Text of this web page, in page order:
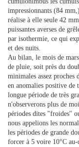
impressionnants (84
réalise à elle seule 42
puissantes averses de
par isothermie, ce qui
et des nuits.
Au bilan, le mois de
de pluie, soit près du
minimales assez proches
en anomalies positive de
longue période de très
n'observerons plus de
périodes dites "froides"
nous appelions les
les périodes de grande
forcer à 5 voire 10°C au-